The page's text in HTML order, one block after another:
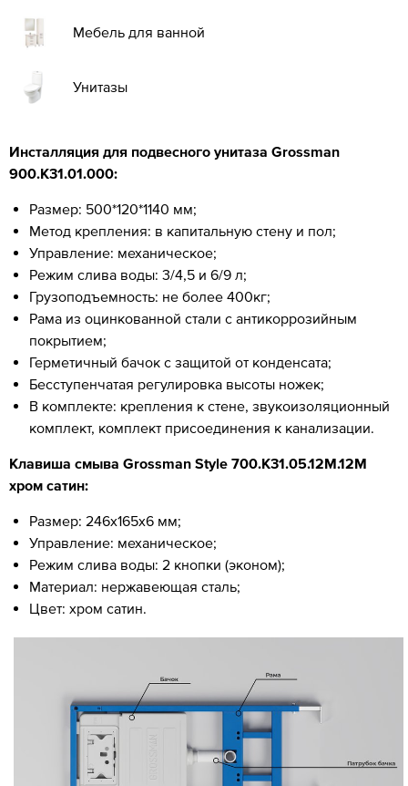
Мебель для ванной
Унитазы
Инсталляция для подвесного унитаза Grossman
900.K31.01.000:
Размер: 500*120*1140 мм;
Метод крепления: в капитальную стену и пол;
Управление: механическое;
Режим слива воды: 3/4,5 и 6/9 л;
Грузоподъемность: не более 400кг;
Рама из оцинкованной стали с антикоррозийным
покрытием;
Герметичный бачок с защитой от конденсата;
Бесступенчатая регулировка высоты ножек;
В комплекте: крепления к стене, звукоизоляционный
комплект, комплект присоединения к канализации.
Клавиша смыва Grossman Style 700.K31.05.12M.12M
хром сатин:
Размер: 246х165х6 мм;
Управление: механическое;
Режим слива воды: 2 кнопки (эконом);
Материал: нержавеющая сталь;
Цвет: хром сатин.